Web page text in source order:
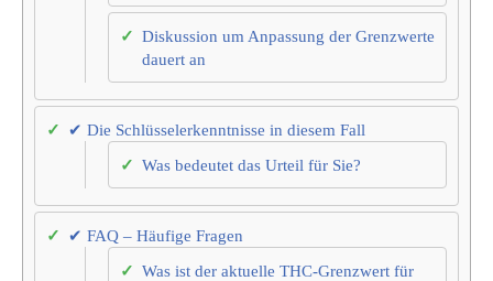
Diskussion um Anpassung der Grenzwerte
dauert an
✔ Die Schlüsselerkenntnisse in diesem Fall
Was bedeutet das Urteil für Sie?
✔ FAQ – Häufige Fragen
Was ist der aktuelle THC-Grenzwert für